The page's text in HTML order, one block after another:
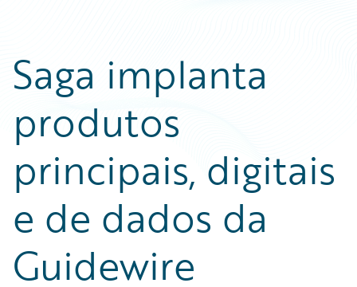
Saga implanta
produtos
principais, digitais
e de dados da
Guidewire